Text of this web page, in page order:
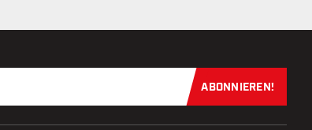
Jetzt für
ABONNIEREN!